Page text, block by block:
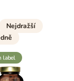
Nejdražší
label